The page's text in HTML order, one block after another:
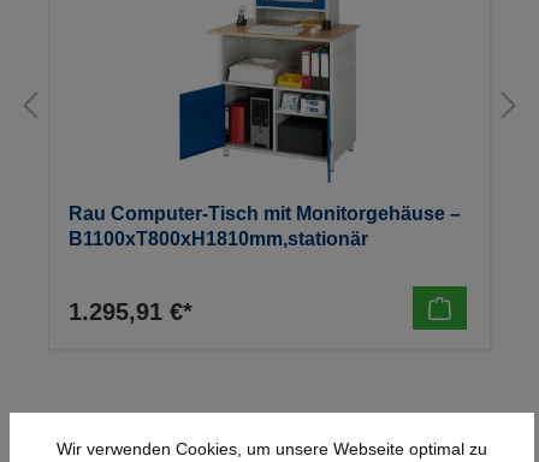
Rau Computer-Tisch mit Monitorgehäuse –
B1100xT800xH1810mm,stationär
1.295,91 €*
Wir verwenden Cookies, um unsere Webseite optimal zu